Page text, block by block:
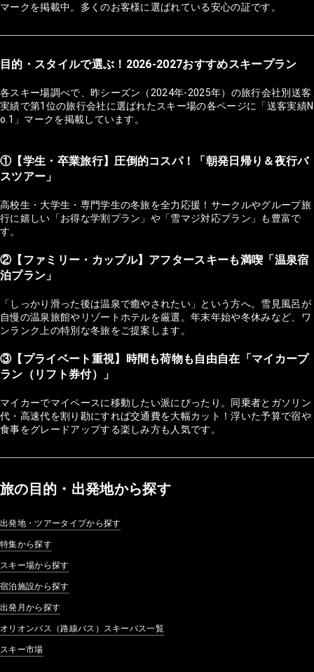
マークを掲載中。多くのお客様に選ばれている安心の証です。
目的・スタイルで選ぶ！2026-2027おすすめスキープラン
各スキー場調べで、昨シーズン（2024年-2025年）の旅行会社別送客
実績で第1位の旅行会社に選ばれたスキー場の各ページに「送客実績N
o.1」マークを掲載しています。
①【学生・卒業旅行】圧倒的コスパ！「朝発日帰り＆夜行バ
スツアー」
高校生・大学生・専門学生の冬旅を全力応援！サークルやグループ旅
行に嬉しい「お得な学割プラン」や「雪マジ対応プラン」も豊富で
す。
②【ファミリー・カップル】アフタースキーも満喫「温泉宿
泊プラン」
「しっかり滑った後は温泉で癒やされたい」という方へ。雪見風呂が
自慢の温泉旅館やリゾートホテルを厳選。年末年始や冬休みなど、ワ
ンランク上の特別な冬旅をご提案します。
③【プライベート重視】時間も荷物も自由自在「マイカープ
ラン（リフト券付）」
マイカーでマイペースに移動したい派にぴったり。同乗者とガソリン
代・高速代を割り勘にすれば交通費を大幅カット！浮いた予算で宿や
食事をグレードアップする楽しみ方も人気です。
旅の目的・出発地から探す
出発地・ツアータイプから探す
特集から探す
スキー場から探す
宿泊施設から探す
出発月から探す
オリオンバス（路線バス）スキーバス一覧
スキー市場